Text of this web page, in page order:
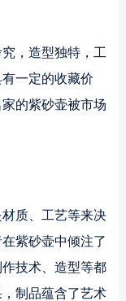
，造型独特，工
一定的收藏价
的紫砂壶被市场
质、工艺等来决
紫砂壶中倾注了
技术、造型等都
制品蕴含了艺术